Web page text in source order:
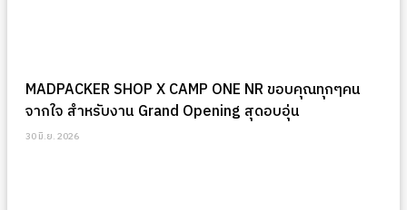
MADPACKER SHOP X CAMP ONE NR ขอบคุณทุกๆคน
จากใจ สำหรับงาน Grand Opening สุดอบอุ่น
30 มิ.ย. 2026